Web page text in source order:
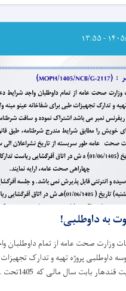
به داوطلبی!
وزارت صحت عامه از تمام
داوطلبی پروژه تهیه و تدارک
بابت سال مالی که 1405تحت . . .